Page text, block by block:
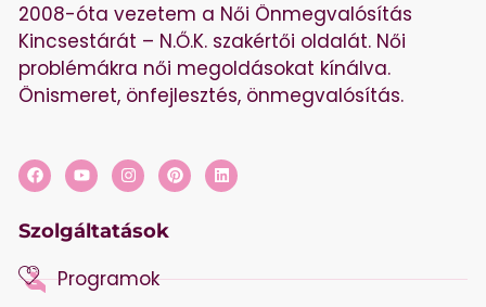
2008-óta vezetem a Női Önmegvalósítás
Kincsestárát – N.Ő.K. szakértői oldalát. Női
problémákra női megoldásokat kínálva.
Önismeret, önfejlesztés, önmegvalósítás.
Szolgáltatások
Programok